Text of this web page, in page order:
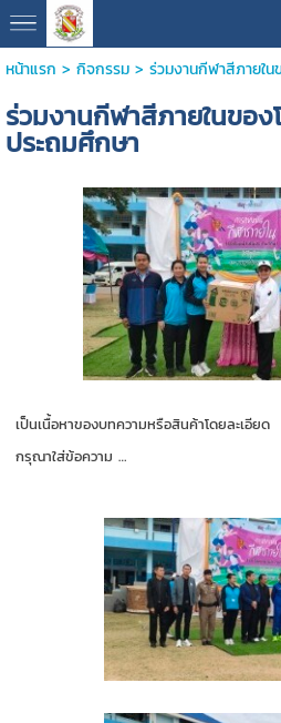
หน้าแรก > กิจกรรม> ร่วมงานกีฬาสีภายใน
ร่วมงานกีฬาสีภายในของ
ประถมศึกษา
เป็นเนื้อหาของบทความหรือสินค้าโดยละเอียด
กรุณาใส่ข้อความ …